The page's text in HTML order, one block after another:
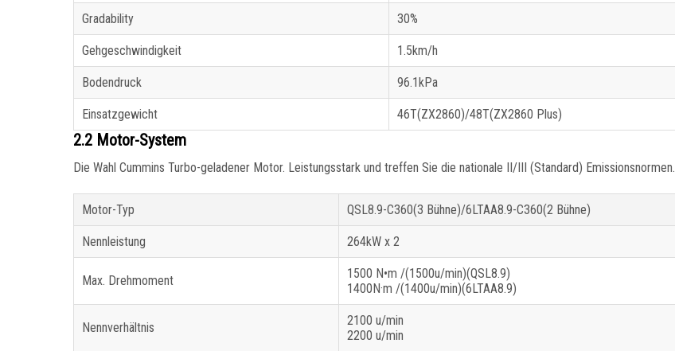
Gradability 30%
Gehgeschwindigkeit 1.5km/h
Bodendruck 96.1kPa
Einsatzgewicht 46T(ZX2860)/48T(ZX2860 Plus)
2.2 Motor-System
Die Wahl Cummins Turbo-geladener Motor. Leistungsstark und treffen Sie die nationale II/III (Standard) Emissionsnormen.
Motor-Typ QSL8.9-C360(3 Bühne)/6LTAA8.9-C360(2 Bühne)
Nennleistung 264kW x 2
Max. Drehmoment
1500 N•m /(1500u/min)(QSL8.9)
1400N·m /(1400u/min)(6LTAA8.9)
Nennverhältnis
2100 u/min
2200 u/min